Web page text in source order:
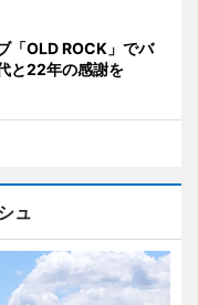
「OLD ROCK」でバ
と22年の感謝を
ュ